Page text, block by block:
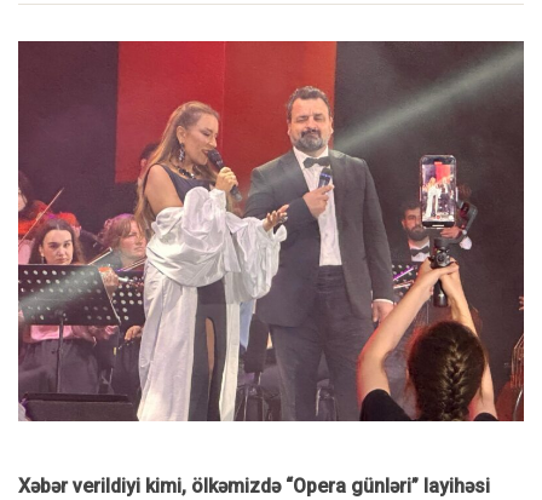
Xəbər verildiyi kimi, ölkəmizdə “Opera günləri” layihəsi